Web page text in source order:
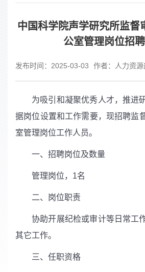
中国科学院声学研究所监督
公室管理岗位招
发布时间：2025-03-03 作者：人力资源
为吸引和凝聚优秀人才，推进
据岗位设置和工作需要，现招聘监
室管理岗位工作人员。
一、招聘岗位及数量
管理岗位， 1名
二、岗位职责
协助开展纪检或审计等日常工
其它工作。
三、任职资格